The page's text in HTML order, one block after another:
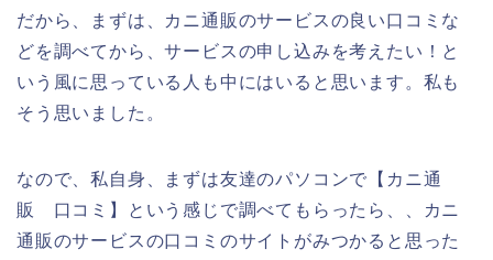
だから、まずは、カニ通販のサービスの良い口コミな
どを調べてから、サービスの申し込みを考えたい！と
いう風に思っている人も中にはいると思います。私も
そう思いました。
なので、私自身、まずは友達のパソコンで【カニ通
販 口コミ】という感じで調べてもらったら、、カニ
通販のサービスの口コミのサイトがみつかると思った